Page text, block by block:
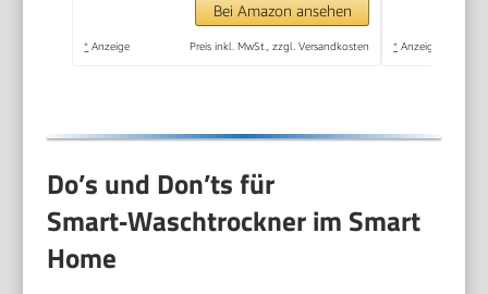
Bei Amazon ansehen
* Anzeige Preis inkl. MwSt., zzgl. Versandkosten * Anzeige
Do’s und Don’ts für
Smart‑Waschtrockner im Smart
Home